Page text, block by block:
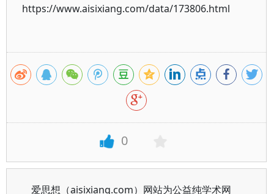
https://www.aisixiang.com/data/173806.html
0
爱思想（aisixiang.com）网站为公益纯学术网